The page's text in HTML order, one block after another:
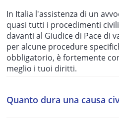
In Italia l'assistenza di un
quasi tutti i procedimenti
davanti al Giudice di Pace di
per alcune procedure
obbligatorio, è fortemente
meglio i tuoi diritti.
Quanto dura una causa